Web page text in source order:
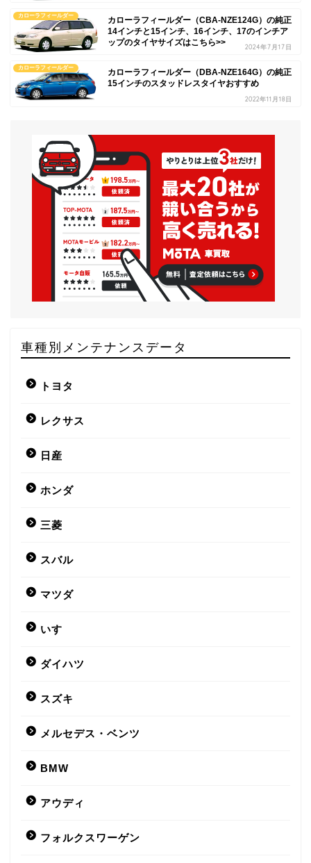
カローラフィールダー
カローラフィールダー（CBA-NZE124G）の純正
14インチと15インチ、16インチ、17のインチア
ップのタイヤサイズはこちら>>
2024年7月17日
カローラフィールダー
カローラフィールダー（DBA-NZE164G）の純正
15インチのスタッドレスタイヤおすすめ
2022年11月18日
車種別メンテナンスデータ
トヨタ
レクサス
日産
ホンダ
三菱
スバル
マツダ
いすゞ
ダイハツ
スズキ
メルセデス・ベンツ
BMW
アウディ
フォルクスワーゲン